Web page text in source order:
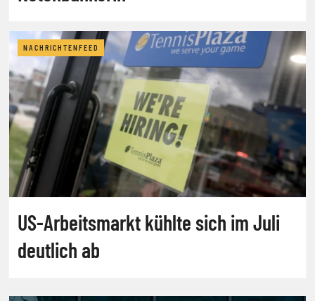
NACHRICHTENFEED
US-Arbeitsmarkt kühlte sich im Juli
deutlich ab